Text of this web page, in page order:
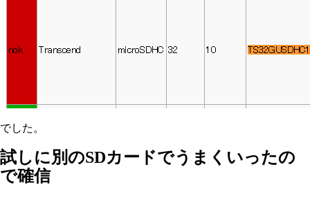
でした。
試しに別のSDカードでうまくいったの
で確信